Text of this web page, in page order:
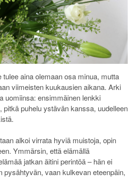
aina olemaan osa minua, mutta
viimeisten kuukausien aikana. Arki
uomiinsa: ensimmäinen lenkki
puhelu ystävän kanssa, uudelleen
alkoi virrata hyviä muistoja, opin
Ymmärsin, että elämällä
jatkan äitini perintöä – hän ei
pysähtyvän, vaan kulkevan eteenpäin,